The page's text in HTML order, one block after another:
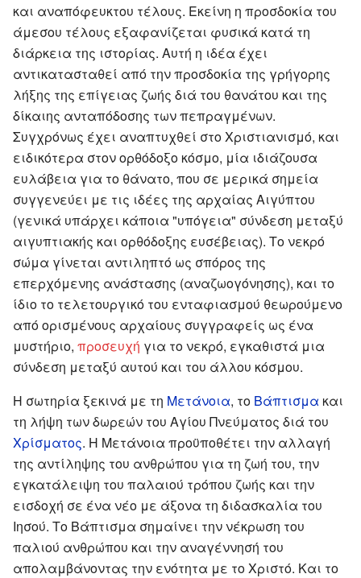
και αναπόφευκτου τέλους. Εκείνη η προσδοκία του
άμεσου τέλους εξαφανίζεται φυσικά κατά τη
διάρκεια της ιστορίας. Αυτή η ιδέα έχει
αντικατασταθεί από την προσδοκία της γρήγορης
λήξης της επίγειας ζωής διά του θανάτου και της
δίκαιης ανταπόδοσης των πεπραγμένων.
Συγχρόνως έχει αναπτυχθεί στο Χριστιανισμό, και
ειδικότερα στον ορθόδοξο κόσμο, μία ιδιάζουσα
ευλάβεια για το θάνατο, που σε μερικά σημεία
συγγενεύει με τις ιδέες της αρχαίας Αιγύπτου
(γενικά υπάρχει κάποια "υπόγεια" σύνδεση μεταξύ
αιγυπτιακής και ορθόδοξης ευσέβειας). Το νεκρό
σώμα γίνεται αντιληπτό ως σπόρος της
επερχόμενης ανάστασης (αναζωογόνησης), και το
ίδιο το τελετουργικό του ενταφιασμού θεωρούμενο
από ορισμένους αρχαίους συγγραφείς ως ένα
μυστήριο, προσευχή για το νεκρό, εγκαθιστά μια
σύνδεση μεταξύ αυτού και του άλλου κόσμου.
Η σωτηρία ξεκινά με τη Μετάνοια, το Βάπτισμα και
τη λήψη των δωρεών του Αγίου Πνεύματος διά του
Χρίσματος. Η Μετάνοια προϋποθέτει την αλλαγή
της αντίληψης του ανθρώπου για τη ζωή του, την
εγκατάλειψη του παλαιού τρόπου ζωής και την
εισδοχή σε ένα νέο με άξονα τη διδασκαλία του
Ιησού. Το Βάπτισμα σημαίνει την νέκρωση του
παλιού ανθρώπου και την αναγέννησή του
απολαμβάνοντας την ενότητα με το Χριστό. Και το